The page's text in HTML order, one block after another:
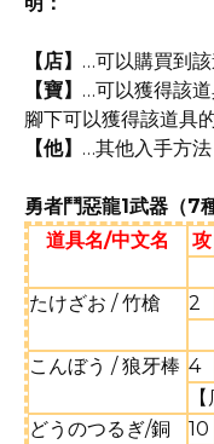
【店】 …可以購買到
【寶】 …可以獲得該
腳下可以獲得該道具
【他】 …其他入手方法
勇者鬥惡龍1武器（7
道具名/中文名
攻
たけざお / 竹槍
2
こんぼう / 狼牙棒 4
どうのつるぎ/銅
10